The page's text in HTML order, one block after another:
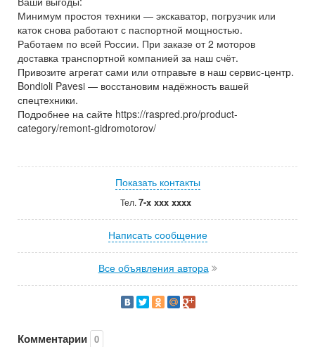
Минимум простоя техники — экскаватор, погрузчик или
каток снова работают с паспортной мощностью.
Работаем по всей России. При заказе от 2 моторов
доставка транспортной компанией за наш счёт.
Привозите агрегат сами или отправьте в наш сервис-центр.
Bondioli Pavesi — восстановим надёжность вашей
спецтехники.
Подробнее на сайте https://raspred.pro/product-
category/remont-gidromotorov/
Показать контакты
Тел. 7-x xxx xxxx
Написать сообщение
Все объявления автора
Комментарии 0